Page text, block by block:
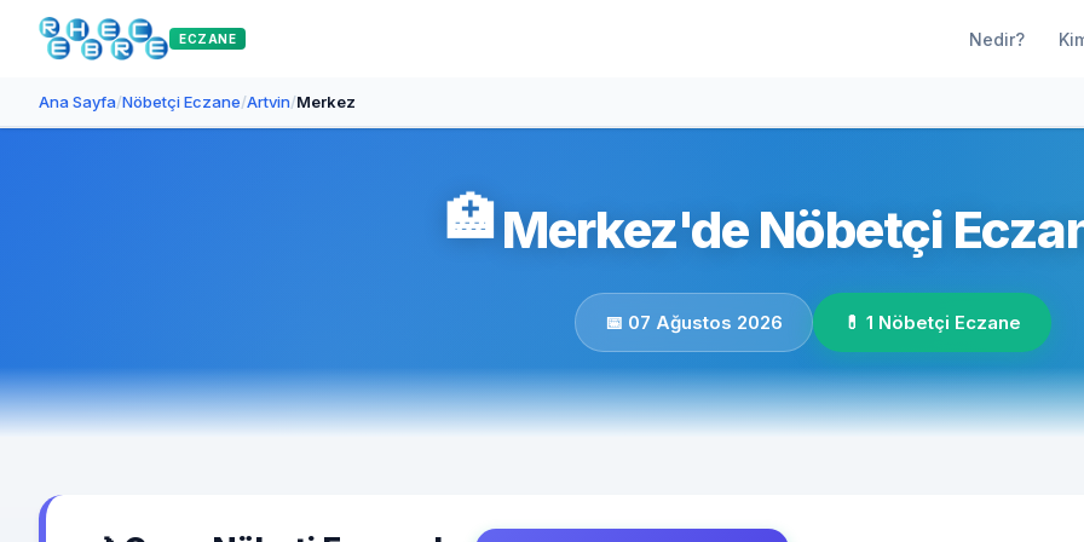
ECZANE Nedir?
Ana Sayfa/Nöbetçi Eczane/Artvin/Merkez
🏥Merkez'de Nöbetçi
📅 07 Ağustos 2026 💊 1 Nöbetçi Eczane